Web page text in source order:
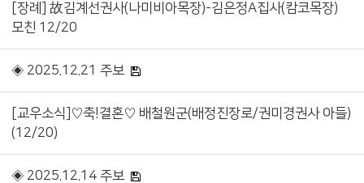
[장례] 故김계선권사(나미비아목장)-김은정A집사(캄코목장)
모친 12/20
◈ 2025.12.21 주보
[교우소식]♡축!결혼♡ 배철원군(배정진장로/권미경권사 아들)
(12/20)
◈ 2025.12.14 주보